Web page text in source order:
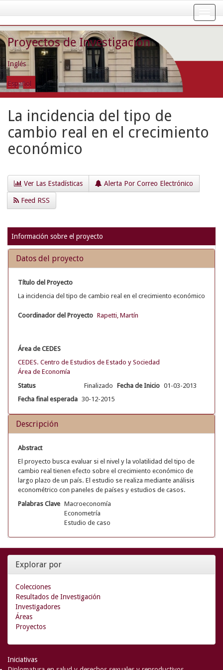
navigation
Proyectos de Investigación
Inglés
Español
La incidencia del tipo de
cambio real en el crecimiento
económico
Ver Las Estadísticas Alerta Por Correo Electrónico
Feed RSS
Información sobre el proyecto
Datos del proyecto
Título del Proyecto
La incidencia del tipo de cambio real en el crecimiento económico
Coordinador del Proyecto Rapetti, Martín
Área de CEDES
CEDES. Centro de Estudios de Estado y Sociedad
Área de Economía
Status
Finalizado Fecha de Inicio 01-03-2013
Fecha final esperada 30-12-2015
Descripción
Abstract
El proyecto busca evaluar si el nivel y la volatilidad del tipo de
cambio real tienen efecto sobre el crecimiento económico de
largo plazo de un país. El estudio se realiza mediante análisis
econométrico con paneles de países y estudios de casos.
Palabras Clave Macroeconomía
Econometría
Estudio de caso
Explorar por
Colecciones
Resultados de Investigación
Investigadores
Áreas
Proyectos
Iniciativas